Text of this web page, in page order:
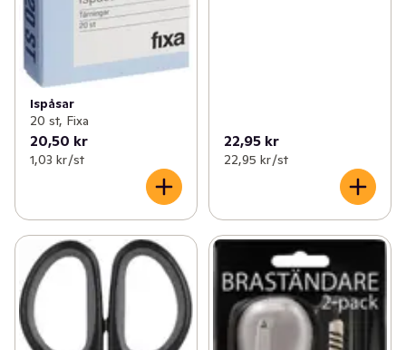
Ispåsar
20 st, Fixa
20,50 kr
1,03 kr /st
22,95 kr
22,95 kr /st